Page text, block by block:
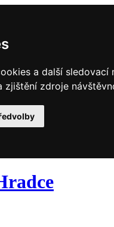
a další
zjištění zdroje